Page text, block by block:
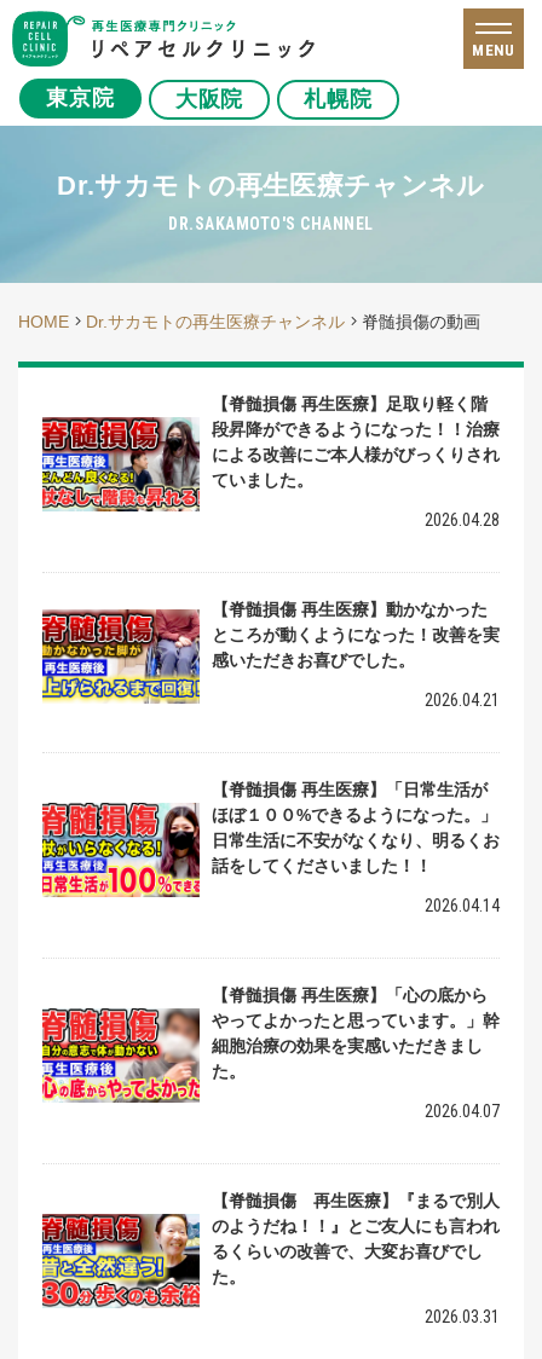
東京院 大阪院 札幌院
MENU
Dr.サカモトの再生医療チャンネル
DR.SAKAMOTO'S CHANNEL
HOME Dr.サカモトの再生医療チャンネル 脊髄損傷の動画
【脊髄損傷 再生医療】足取り軽く階
段昇降ができるようになった！！治療
による改善にご本人様がびっくりされ
ていました。
2026.04.28
【脊髄損傷 再生医療】動かなかった
ところが動くようになった！改善を実
感いただきお喜びでした。
2026.04.21
【脊髄損傷 再生医療】「日常生活が
ほぼ１００%できるようになった。」
日常生活に不安がなくなり、明るくお
話をしてくださいました！！
2026.04.14
【脊髄損傷 再生医療】「心の底から
やってよかったと思っています。」幹
細胞治療の効果を実感いただきまし
た。
2026.04.07
【脊髄損傷 再生医療】『まるで別人
のようだね！！』とご友人にも言われ
るくらいの改善で、大変お喜びでし
た。
2026.03.31